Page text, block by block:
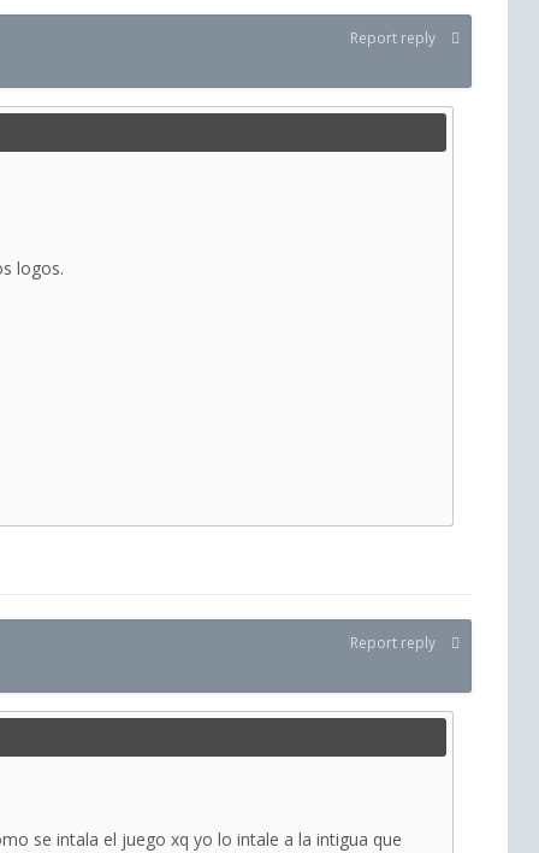
Report reply
logos.
Report reply
se intala el juego xq yo lo intale a la intigua que